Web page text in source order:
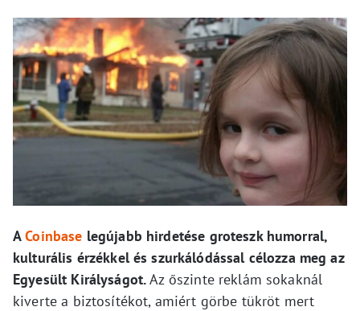
ACoinbase legújabb hirdetése groteszk humorral,
kulturális érzékkel és szurkálódással célozza meg az
Egyesült Királyságot.Az őszinte reklám sokaknál
kiverte a biztosítékot, amiért görbe tükröt mert